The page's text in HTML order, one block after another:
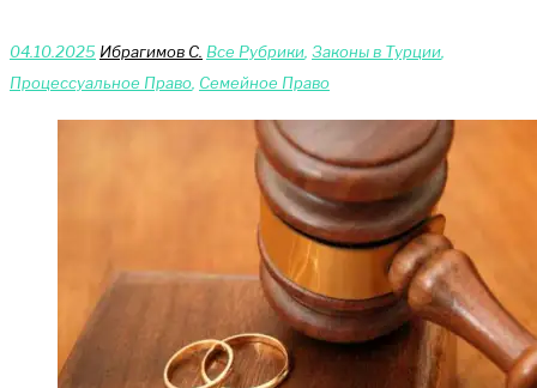
04.10.2025 Ибрагимов С. Bce Pyбрики Законы в Турции
Процессуальное Право Сeмейное Право